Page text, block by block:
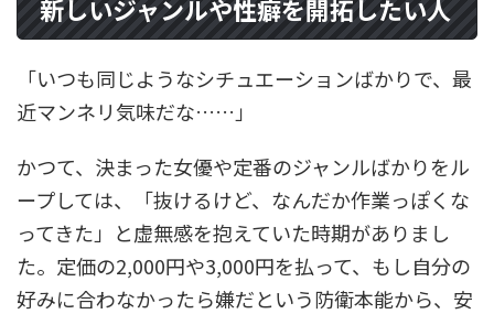
新しいジャンルや性癖を開拓したい人
「いつも同じようなシチュエーションばかりで、最
近マンネリ気味だな……」
かつて、決まった女優や定番のジャンルばかりをル
ープしては、「抜けるけど、なんだか作業っぽくな
ってきた」と虚無感を抱えていた時期がありまし
た。定価の2,000円や3,000円を払って、もし自分の
好みに合わなかったら嫌だという防衛本能から、安